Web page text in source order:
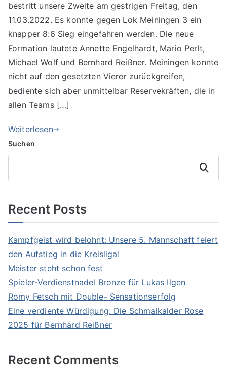
bestritt unsere Zweite am gestrigen Freitag, den
11.03.2022. Es konnte gegen Lok Meiningen 3 ein
knapper 8:6 Sieg eingefahren werden. Die neue
Formation lautete Annette Engelhardt, Mario Perlt,
Michael Wolf und Bernhard Reißner. Meiningen konnte
nicht auf den gesetzten Vierer zurückgreifen,
bediente sich aber unmittelbar Reservekräften, die in
allen Teams […]
Weiterlesen
Suchen
Suchen
Recent Posts
Kampfgeist wird belohnt: Unsere 5. Mannschaft feiert
den Aufstieg in die Kreisliga!
Meister steht schon fest
Spieler-Verdienstnadel Bronze für Lukas Ilgen
Romy Fetsch mit Double- Sensationserfolg
Eine verdiente Würdigung: Die Schmalkalder Rose
2025 für Bernhard Reißner
Recent Comments